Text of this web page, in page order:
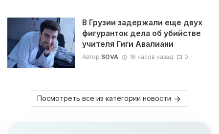
В Грузии задержали еще двух
фигуранток дела об убийстве
учителя Гиги Авалиани
Автор SOVA 16 часов назад 0
Посмотреть все из категории новости